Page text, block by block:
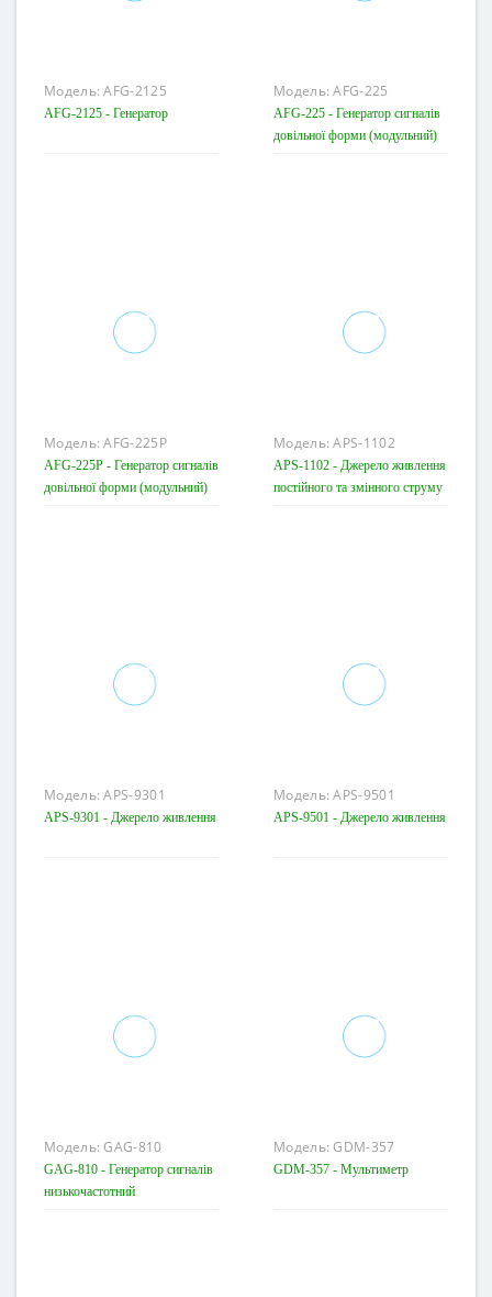
Модель:AFG-2125
AFG-2125 - Генератор
Модель:AFG-225
AFG-225 - Генератор сигналів
довільної форми (модульний)
Модель:AFG-225P
AFG-225P - Генератор сигналів
довільної форми (модульний)
Модель:APS-1102
APS-1102 - Джерело живлення
постійного та змінного струму
Модель:APS-9301
APS-9301 - Джерело живлення
Модель:APS-9501
APS-9501 - Джерело живлення
Модель:GAG-810
GAG-810 - Генератор сигналів
низькочастотний
Модель:GDM-357
GDM-357 - Мультиметр